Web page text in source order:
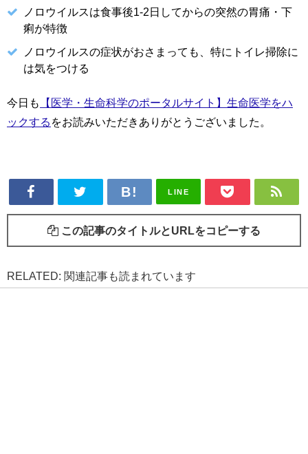
ノロウイルスは食事後1-2日してからの突然の胃痛・下
痢が特徴
ノロウイルスの症状がおさまっても、特にトイレ掃除に
は気をつける
今日も
【医学・生命科学のポータルサイト】生命医学をハ
ックする をお読みいただきありがとうございました。
LINE
この記事のタイトルとURLをコピーする
RELATED: 関連記事も読まれています